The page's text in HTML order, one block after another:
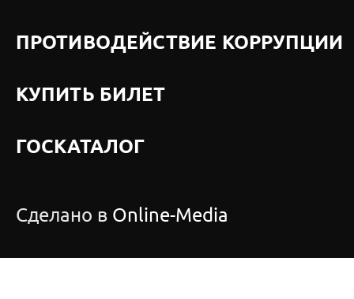
ПРОТИВОДЕЙСТВИЕ КОРРУПЦИИ
КУПИТЬ БИЛЕТ
ГОСКАТАЛОГ
Сделано в Online-Media